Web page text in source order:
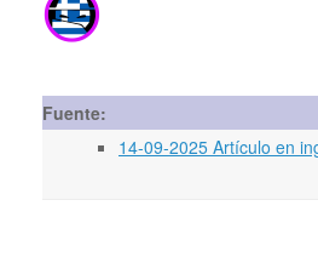
Fuente:
14-09-2025 Artículo en